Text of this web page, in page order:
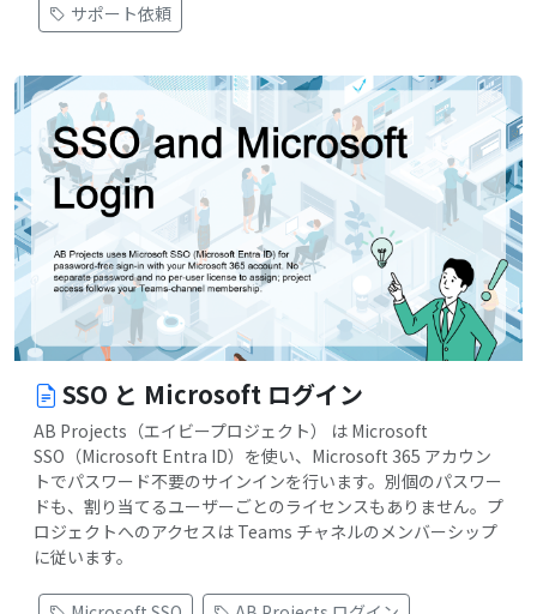
サポート依頼
SSO と Microsoft ログイン
AB Projects（エイビープロジェクト） は Microsoft
SSO（Microsoft Entra ID）を使い、Microsoft 365 アカウン
トでパスワード不要のサインインを行います。別個のパスワー
ドも、割り当てるユーザーごとのライセンスもありません。プ
ロジェクトへのアクセスは Teams チャネルのメンバーシップ
に従います。